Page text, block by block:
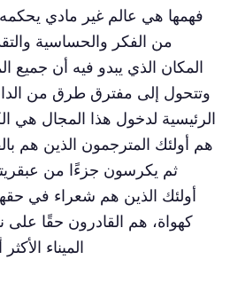
فهمها هي عالم غير مادي
من الفكر والحساسية
المكان الذي يبدو فيه أن جميع
وتتحول إلى مفترق طرق من
الرئيسية لدخول هذا المجال هي
هم أولئك المترجمون الذين هم
ثم يكرسون جزءًا من
أولئك الذين هم شعراء في
كهواة، هم القادرون حقًا على
الميناء